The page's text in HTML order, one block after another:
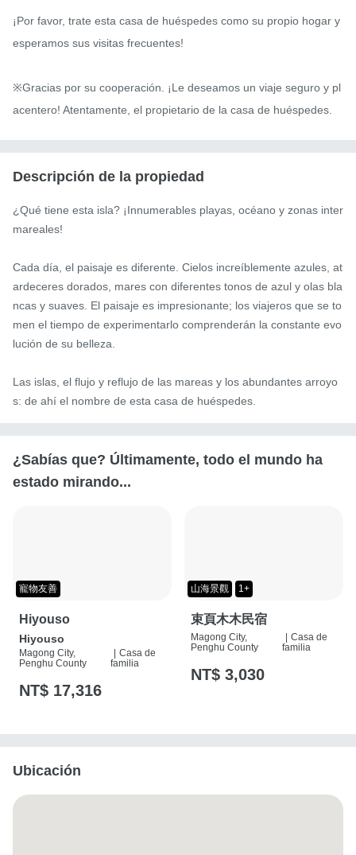
¡Por favor, trate esta casa de huéspedes como su propio hogar y
esperamos sus visitas frecuentes!
※Gracias por su cooperación. ¡Le deseamos un viaje seguro y pl
acentero! Atentamente, el propietario de la casa de huéspedes.
Descripción de la propiedad
¿Qué tiene esta isla? ¡Innumerables playas, océano y zonas inter
mareales!
Cada día, el paisaje es diferente. Cielos increíblemente azules, at
ardeceres dorados, mares con diferentes tonos de azul y olas bla
ncas y suaves. El paisaje es impresionante; los viajeros que se to
men el tiempo de experimentarlo comprenderán la constante evo
lución de su belleza.
Las islas, el flujo y reflujo de las mareas y los abundantes arroyo
s: de ahí el nombre de esta casa de huéspedes.
¿Sabías que? Últimamente, todo el mundo ha
estado mirando...
寵物友善
Hiyouso
Hiyouso
Magong City,
Penghu County
| Casa de
familia
NT$ 17,316
山海景觀 1+
束頁木木民宿
Magong City,
Penghu County
| Casa de
familia
NT$ 3,030
Ubicación